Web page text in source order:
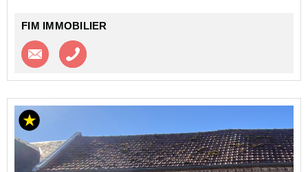
FIM IMMOBILIER
Contacter l'agence